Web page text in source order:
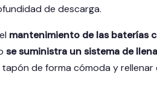
de descarga.
mantenimiento de las baterías
se suministra un sistema de
de forma cómoda y rellenar